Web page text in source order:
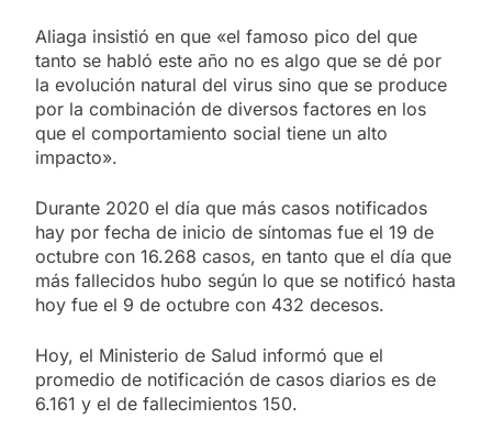
Aliaga insistió en que «el famoso pico del que
tanto se habló este año no es algo que se dé por
la evolución natural del virus sino que se produce
por la combinación de diversos factores en los
que el comportamiento social tiene un alto
impacto».
Durante 2020 el día que más casos notificados
hay por fecha de inicio de síntomas fue el 19 de
octubre con 16.268 casos, en tanto que el día que
más fallecidos hubo según lo que se notificó hasta
hoy fue el 9 de octubre con 432 decesos.
Hoy, el Ministerio de Salud informó que el
promedio de notificación de casos diarios es de
6.161 y el de fallecimientos 150.